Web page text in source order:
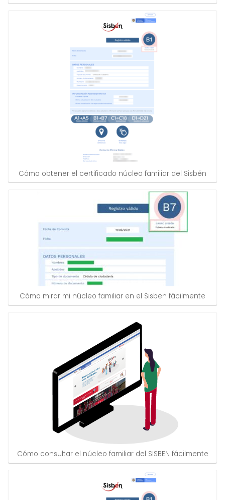
Cómo obtener el certificado núcleo familiar del Sisbén
Cómo mirar mi núcleo familiar en el Sisben fácilmente
Cómo consultar el núcleo familiar del SISBEN fácilmente